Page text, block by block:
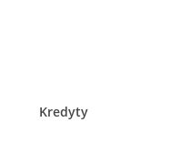
Kredyty